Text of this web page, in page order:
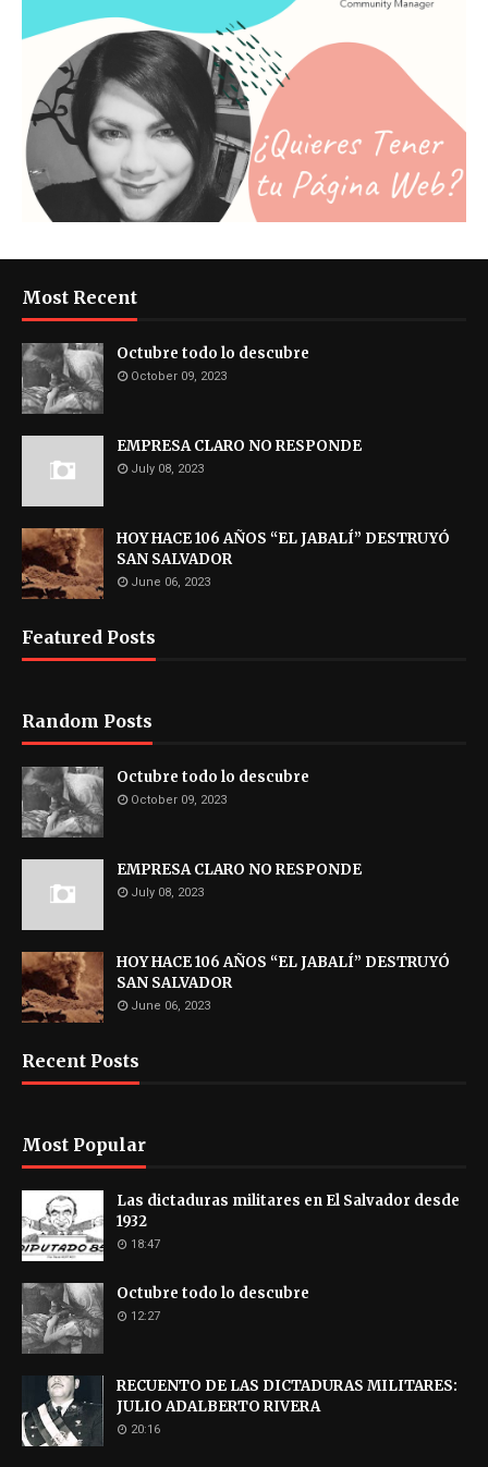
Most Recent
Octubre todo lo descubre
October 09, 2023
EMPRESA CLARO NO RESPONDE
July 08, 2023
HOY HACE 106 AÑOS “EL JABALÍ” DESTRUYÓ
SAN SALVADOR
June 06, 2023
Featured Posts
Random Posts
Octubre todo lo descubre
October 09, 2023
EMPRESA CLARO NO RESPONDE
July 08, 2023
HOY HACE 106 AÑOS “EL JABALÍ” DESTRUYÓ
SAN SALVADOR
June 06, 2023
Recent Posts
Most Popular
Las dictaduras militares en El Salvador desde
1932
18:47
Octubre todo lo descubre
12:27
RECUENTO DE LAS DICTADURAS MILITARES:
JULIO ADALBERTO RIVERA
20:16